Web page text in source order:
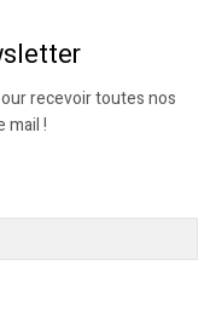
recevoir toutes nos
mail !